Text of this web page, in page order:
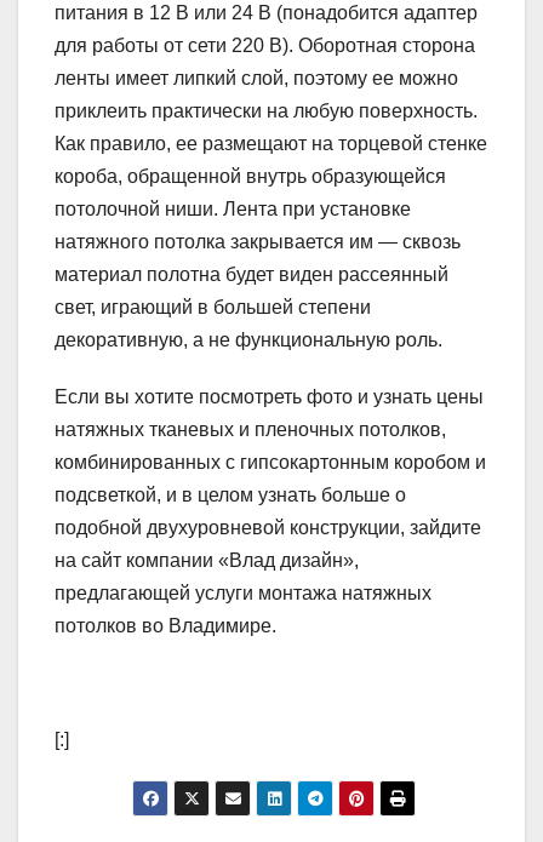
питания в 12 В или 24 В (понадобится адаптер
для работы от сети 220 В). Оборотная сторона
ленты имеет липкий слой, поэтому ее можно
приклеить практически на любую поверхность.
Как правило, ее размещают на торцевой стенке
короба, обращенной внутрь образующейся
потолочной ниши. Лента при установке
натяжного потолка закрывается им — сквозь
материал полотна будет виден рассеянный
свет, играющий в большей степени
декоративную, а не функциональную роль.
Если вы хотите посмотреть фото и узнать цены
натяжных тканевых и пленочных потолков,
комбинированных с гипсокартонным коробом и
подсветкой, и в целом узнать больше о
подобной двухуровневой конструкции, зайдите
на сайт компании «Влад дизайн»,
предлагающей услуги монтажа натяжных
потолков во Владимире.
[:]